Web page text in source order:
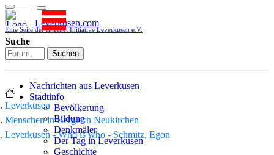
Leverkusen.com
Eine Seite der Internet Initiative Leverkusen e.V.
Suche
Suchen
Nachrichten aus Leverkusen
Stadtinfo
Bevölkerung
Bildung
Denkmäler
Der Tag in Leverkusen
Geschichte
Leverkusen
Menschen in Bergisch Neukirchen
Leverkusen - Who is who - Schmitz, Egon